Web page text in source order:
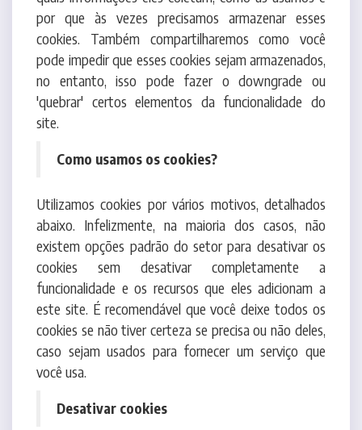
pode impedir que esses cookies sejam armazenados,
no entanto, isso pode fazer o downgrade ou
'quebrar' certos elementos da funcionalidade do
site.
Como usamos os cookies?
Utilizamos cookies por vários motivos, detalhados
existem opções padrão do setor para desativar os
cookies sem desativar completamente a
funcionalidade e os recursos que eles adicionam a
este site. É recomendável que você deixe todos os
cookies se não tiver certeza se precisa ou não deles,
caso sejam usados para fornecer um serviço que
você usa.
Desativar cookies
Você pode impedir a configuração de cookies